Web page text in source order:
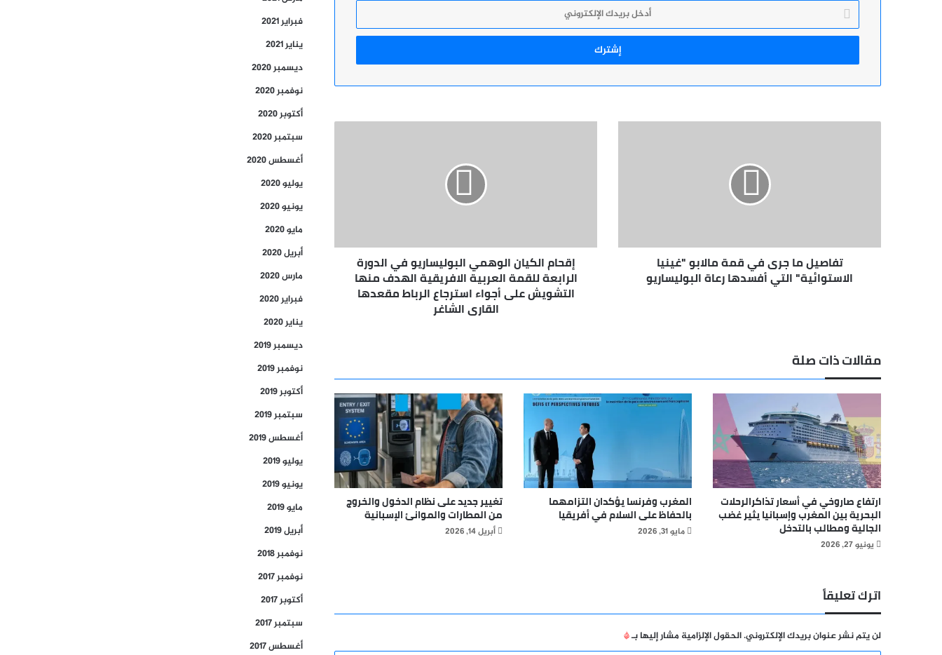
أدخل
بريدك
الإلكتروني
التي
تفاصيل ما جرى في قمة مالابو "غينيا
الاستوائية" التي أفسدها رعاة البوليساريو
العربية
الافريقية
الهدف
مقعدها
القاري
الشاغر
إقحام الكيان الوهمي البوليساريو في الدورة
الرابعة للقمة العربية الافريقية الهدف منها
التشويش على أجواء استرجاع الرباط مقعدها
القاري الشاغر
مقالات ذات صلة
ارتفاع صاروخي في أسعار تذاكرالرحلات
البحرية بين المغرب وإسبانيا يثير غضب
الجالية ومطالب بالتدخل
يونيو 27, 2026
المغرب وفرنسا يؤكدان التزامهما
بالحفاظ على السلام في أفريقيا
مايو 31, 2026
تغيير جديد على نظام الدخول والخروج
من المطارات والموانئ الإسبانية
أبريل 14, 2026
اترك تعليقاً
لن يتم نشر عنوان بريدك الإلكتروني.الحقول الإلزامية مشار إليها بـ*
فبراير 2021
يناير 2021
ديسمبر 2020
نوفمبر 2020
أكتوبر 2020
سبتمبر 2020
أغسطس 2020
يوليو 2020
يونيو 2020
مايو 2020
أبريل 2020
مارس 2020
فبراير 2020
يناير 2020
ديسمبر 2019
نوفمبر 2019
أكتوبر 2019
سبتمبر 2019
أغسطس 2019
يوليو 2019
يونيو 2019
مايو 2019
أبريل 2019
نوفمبر 2018
نوفمبر 2017
أكتوبر 2017
سبتمبر 2017
أغسطس 2017